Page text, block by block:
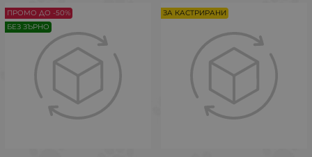
ПРОМО ДО -50%
БЕЗ ЗЪРНО
ЗА КАСТРИРАНИ